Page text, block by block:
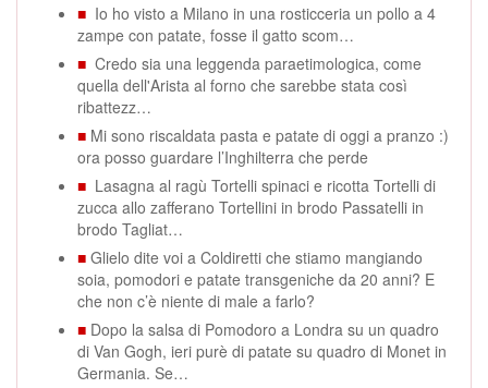
■ Io ho visto a Milano in una rosticceria un pollo a 4
zampe con patate, fosse il gatto scom…
■ Credo sia una leggenda paraetimologica, come
quella dell'Arista al forno che sarebbe stata così
ribattezz…
■ Mi sono riscaldata pasta e patate di oggi a pranzo :)
ora posso guardare l’Inghilterra che perde
■ Lasagna al ragù Tortelli spinaci e ricotta Tortelli di
zucca allo zafferano Tortellini in brodo Passatelli in
brodo Tagliat…
■ Glielo dite voi a Coldiretti che stiamo mangiando
soia, pomodori e patate transgeniche da 20 anni? E
che non c’è niente di male a farlo?
■ Dopo la salsa di Pomodoro a Londra su un quadro
di Van Gogh, ieri purè di patate su quadro di Monet in
Germania. Se…